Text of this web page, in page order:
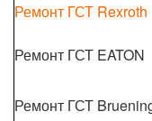
Ремонт ГСТ Rexroth
Ремонт ГСТ EATON
Ремонт ГСТ